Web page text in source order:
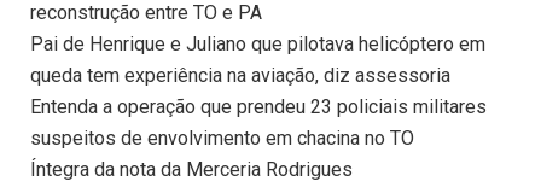
reconstrução entre TO e PA
Pai de Henrique e Juliano que pilotava helicóptero em
queda tem experiência na aviação, diz assessoria
Entenda a operação que prendeu 23 policiais militares
suspeitos de envolvimento em chacina no TO
Íntegra da nota da Merceria Rodrigues